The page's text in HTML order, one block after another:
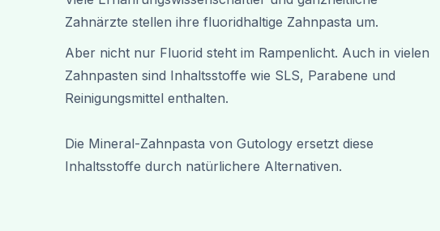
Zahnärzte stellen ihre fluoridhaltige Zahnpasta um.
Aber nicht nur Fluorid steht im Rampenlicht. Auch in vielen
Zahnpasten sind Inhaltsstoffe wie SLS, Parabene und
Reinigungsmittel enthalten.
Die Mineral-Zahnpasta von Gutology ersetzt diese
Inhaltsstoffe durch natürlichere Alternativen.